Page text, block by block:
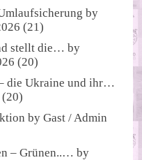
by
(21)
stellt die… by
(20)
die Ukraine und ihr…
(20)
byGast / Admin
– Grünen..… by